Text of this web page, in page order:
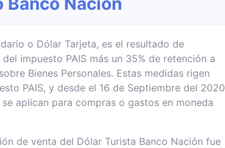
o Dólar Tarjeta, es el resultado de
impuesto PAIS más un 35% de retención a
Bienes Personales. Estas medidas rigen
PAIS, y desde el 16 de Septiembre del 2020
aplican para compras o gastos en moneda
de venta del Dólar Turista Banco Nación fue